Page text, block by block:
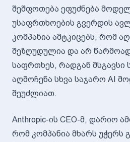
შეშფოთება ეფუძნება
უსაფრთხოების გვერდის
კომპანია ამტკიცებს, რომ
შეზღუდულია და არ
საფრთხეს, რადგან მსგავსი
აღმოჩენა სხვა საჯარო AI
შეუძლიათ.
Anthropic-ის CEO-მ, დარიო
რომ კომპანია მხარს უჭერს